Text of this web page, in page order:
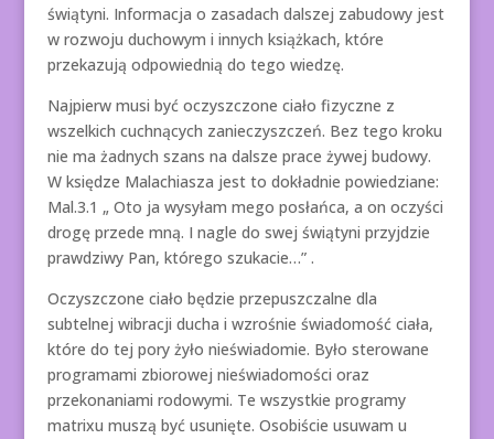
świątyni. Informacja o zasadach dalszej zabudowy jest
w rozwoju duchowym i innych książkach, które
przekazują odpowiednią do tego wiedzę.
Najpierw musi być oczyszczone ciało fizyczne z
wszelkich cuchnących zanieczyszczeń. Bez tego kroku
nie ma żadnych szans na dalsze prace żywej budowy.
W księdze Malachiasza jest to dokładnie powiedziane:
Mal.3.1 „ Oto ja wysyłam mego posłańca, a on oczyści
drogę przede mną. I nagle do swej świątyni przyjdzie
prawdziwy Pan, którego szukacie…” .
Oczyszczone ciało będzie przepuszczalne dla
subtelnej wibracji ducha i wzrośnie świadomość ciała,
które do tej pory żyło nieświadomie. Było sterowane
programami zbiorowej nieświadomości oraz
przekonaniami rodowymi. Te wszystkie programy
matrixu muszą być usunięte. Osobiście usuwam u